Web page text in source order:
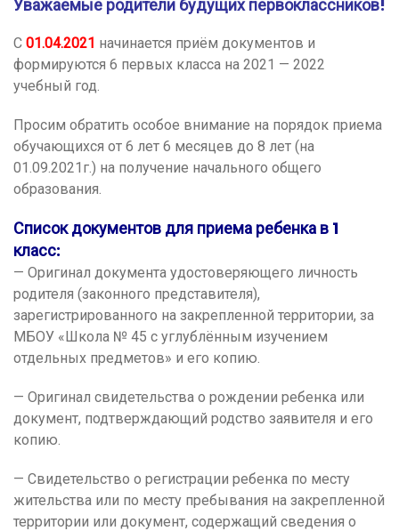
Уважаемые родители будущих первоклассников!
С 01.04.2021 начинается приём документов и
формируются 6 первых класса на 2021 — 2022
учебный год.
Просим обратить особое внимание на порядок приема
обучающихся от 6 лет 6 месяцев до 8 лет (на
01.09.2021г.) на получение начального общего
образования.
Список документов для приема ребенка в 1
класс:
— Оригинал документа удостоверяющего личность
родителя (законного представителя),
зарегистрированного на закрепленной территории, за
МБОУ «Школа № 45 с углублённым изучением
отдельных предметов» и его копию.
— Оригинал свидетельства о рождении ребенка или
документ, подтверждающий родство заявителя и его
копию.
— Свидетельство о регистрации ребенка по месту
жительства или по месту пребывания на закрепленной
территории или документ, содержащий сведения о